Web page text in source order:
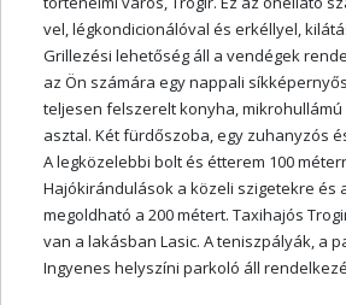
vel, légkondicionálóval és erkéllyel,
Grillezési lehetőség áll a vendégek
az Ön számára egy nappali
teljesen felszerelt konyha,
asztal. Két fürdőszoba, egy zuhanyzós
A legközelebbi bolt és étterem 100
Hajókirándulások a közeli szigetekre és
megoldható a 200 métert. Taxihajós
van a lakásban Lasic. A teniszpályák, a
Ingyenes helyszíni parkoló áll